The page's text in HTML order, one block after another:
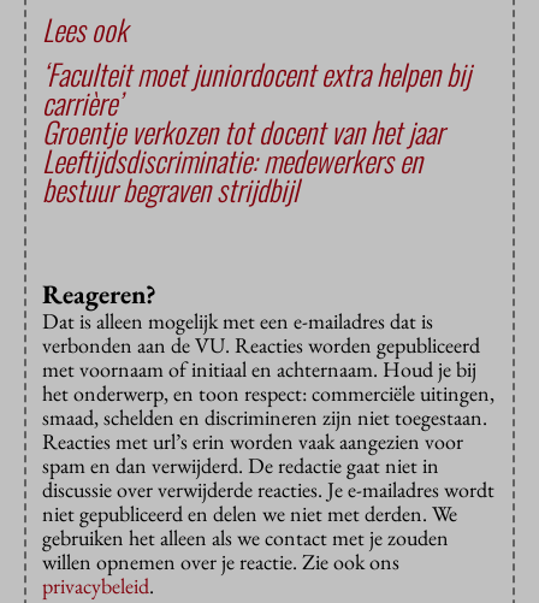
Lees ook
‘Faculteit moet juniordocent extra helpen bij
carrière’
Groentje verkozen tot docent van het jaar
Leeftijdsdiscriminatie: medewerkers en
bestuur begraven strijdbijl
Reageren?
Dat is alleen mogelijk met een e-mailadres dat is
verbonden aan de VU. Reacties worden gepubliceerd
met voornaam of initiaal en achternaam. Houd je bij
het onderwerp, en toon respect: commerciële uitingen,
smaad, schelden en discrimineren zijn niet toegestaan.
Reacties met url’s erin worden vaak aangezien voor
spam en dan verwijderd. De redactie gaat niet in
discussie over verwijderde reacties. Je e-mailadres wordt
niet gepubliceerd en delen we niet met derden. We
gebruiken het alleen als we contact met je zouden
willen opnemen over je reactie. Zie ook ons
privacybeleid.